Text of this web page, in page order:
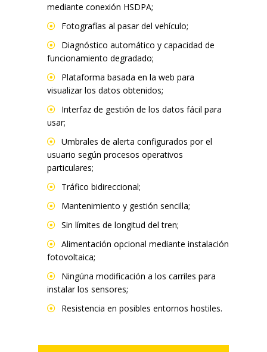
mediante conexión HSDPA;
Fotografías al pasar del vehículo;
Diagnóstico automático y capacidad de
funcionamiento degradado;
Plataforma basada en la web para
visualizar los datos obtenidos;
Interfaz de gestión de los datos fácil para
usar;
Umbrales de alerta configurados por el
usuario según procesos operativos
particulares;
Tráfico bidireccional;
Mantenimiento y gestión sencilla;
Sin límites de longitud del tren;
Alimentación opcional mediante instalación
fotovoltaica;
Ningúna modificación a los carriles para
instalar los sensores;
Resistencia en posibles entornos hostiles.